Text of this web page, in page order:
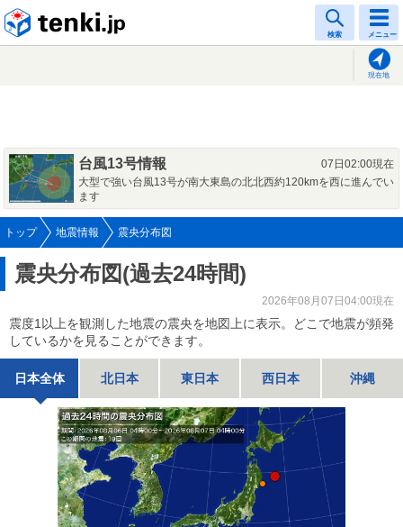
検索 メニュー
現在地
台風13号情報
07日02:00現在
大型で強い台風13号が南大東島の北北西約120kmを西に進んでい
ます
トップ 地震情報 震央分布図
震央分布図(過去24時間)
2026年08月07日04:00現在
震度1以上を観測した地震の震央を地図上に表示。どこで地震が頻発
しているかを見ることができます。
日本全体 北日本 東日本 西日本 沖縄